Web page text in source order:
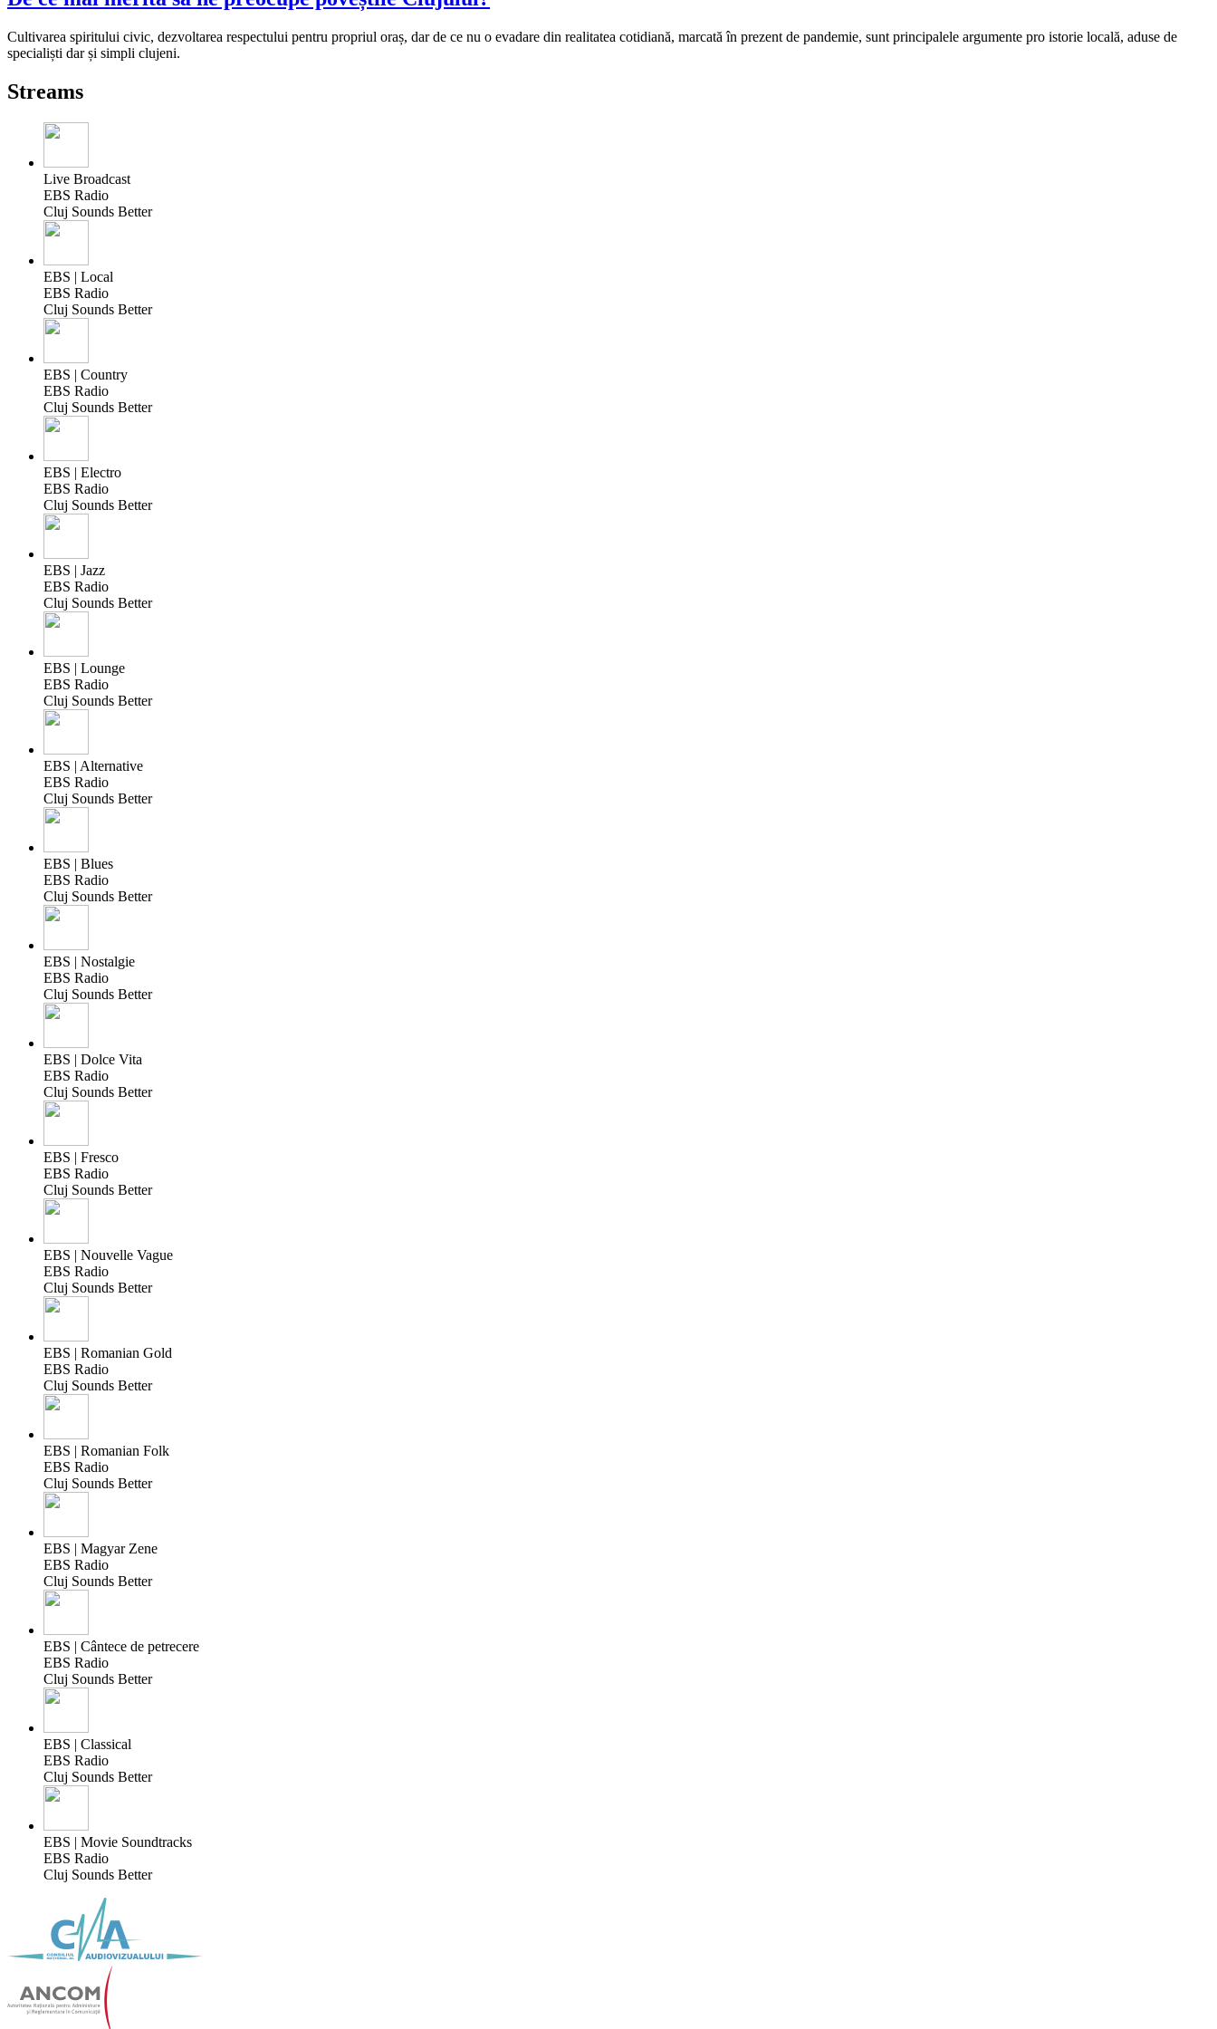
Cultivarea spiritului civic, dezvoltarea respectului pentru propriul oraș, dar de ce nu o evadare din realitatea cotidiană, marcată în prezent de pandemie, sunt principalele argumente pro istorie locală, aduse de
specialiști dar și simpli clujeni.
Streams
Live Broadcast
EBS Radio
Cluj Sounds Better
EBS | Local
EBS Radio
Cluj Sounds Better
EBS | Country
EBS Radio
Cluj Sounds Better
EBS | Electro
EBS Radio
Cluj Sounds Better
EBS | Jazz
EBS Radio
Cluj Sounds Better
EBS | Lounge
EBS Radio
Cluj Sounds Better
EBS | Alternative
EBS Radio
Cluj Sounds Better
EBS | Blues
EBS Radio
Cluj Sounds Better
EBS | Nostalgie
EBS Radio
Cluj Sounds Better
EBS | Dolce Vita
EBS Radio
Cluj Sounds Better
EBS | Fresco
EBS Radio
Cluj Sounds Better
EBS | Nouvelle Vague
EBS Radio
Cluj Sounds Better
EBS | Romanian Gold
EBS Radio
Cluj Sounds Better
EBS | Romanian Folk
EBS Radio
Cluj Sounds Better
EBS | Magyar Zene
EBS Radio
Cluj Sounds Better
EBS | Cântece de petrecere
EBS Radio
Cluj Sounds Better
EBS | Classical
EBS Radio
Cluj Sounds Better
EBS | Movie Soundtracks
EBS Radio
Cluj Sounds Better